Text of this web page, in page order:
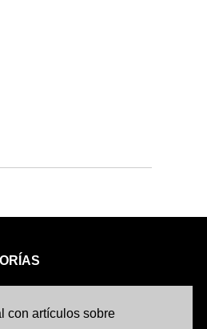
con artículos sobre